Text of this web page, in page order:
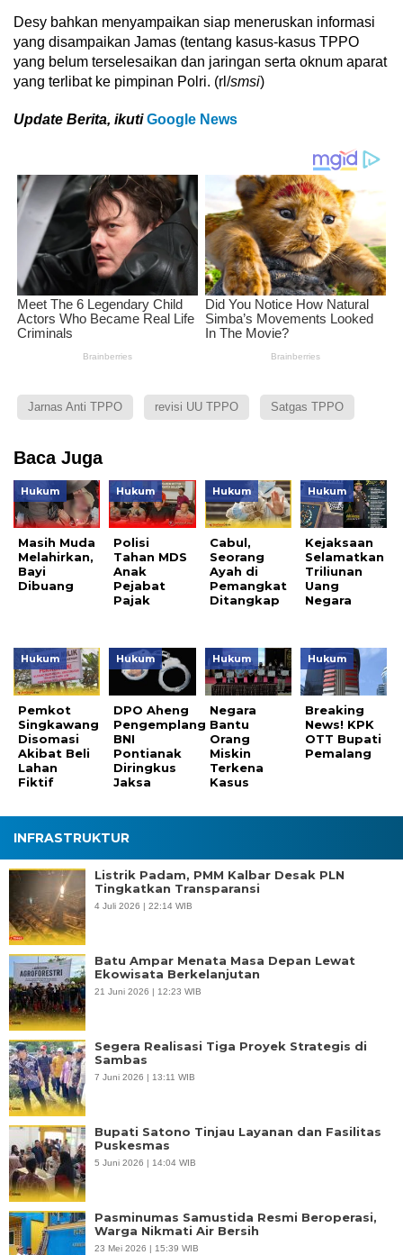
Desy bahkan menyampaikan siap meneruskan informasi
yang disampaikan Jamas (tentang kasus-kasus TPPO
yang belum terselesaikan dan jaringan serta oknum aparat
yang terlibat ke pimpinan Polri. (rl/smsi)
Update Berita, ikutiGoogle News
Jarnas Anti TPPO revisi UU TPPO Satgas TPPO
Baca Juga
Hukum
Masih Muda
Melahirkan,
Bayi
Dibuang
Hukum
Polisi
Tahan MDS
Anak
Pejabat
Pajak
Hukum
Cabul,
Seorang
Ayah di
Pemangkat
Ditangkap
Hukum
Kejaksaan
Selamatkan
Triliunan
Uang
Negara
Hukum
Pemkot
Singkawang
Disomasi
Akibat Beli
Lahan
Fiktif
Hukum
DPO Aheng
Pengemplang
BNI
Pontianak
Diringkus
Jaksa
Hukum
Negara
Bantu
Orang
Miskin
Terkena
Kasus
Hukum
Breaking
News! KPK
OTT Bupati
Pemalang
INFRASTRUKTUR
Listrik Padam, PMM Kalbar Desak PLN
Tingkatkan Transparansi
4 Juli 2026 | 22:14 WIB
Batu Ampar Menata Masa Depan Lewat
Ekowisata Berkelanjutan
21 Juni 2026 | 12:23 WIB
Segera Realisasi Tiga Proyek Strategis di
Sambas
7 Juni 2026 | 13:11 WIB
Bupati Satono Tinjau Layanan dan Fasilitas
Puskesmas
5 Juni 2026 | 14:04 WIB
Pasminumas Samustida Resmi Beroperasi,
Warga Nikmati Air Bersih
23 Mei 2026 | 15:39 WIB